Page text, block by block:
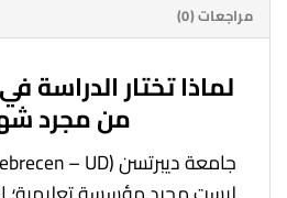
مراجعات (0)
لماذا تختار الدراسة
من مجرد